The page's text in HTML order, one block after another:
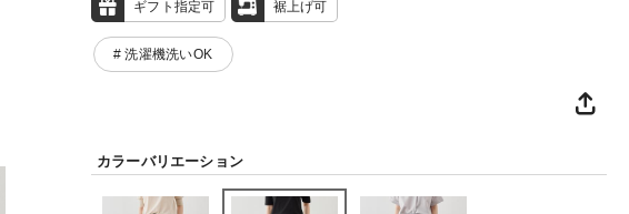
ギフト指定可 裾上げ可
# 洗濯機洗いOK
カラーバリエーション